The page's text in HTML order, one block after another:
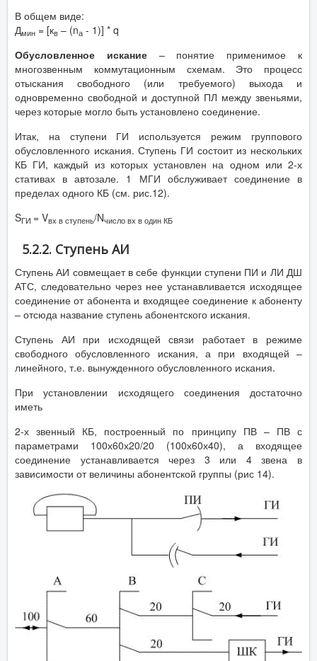
В общем виде:
Дмин = [кв – (nа - 1)] * q
Обусловленное искание– понятие применимое к
многозвенным коммутационным схемам. Это процесс
отыскания свободного (или требуемого) выхода и
одновременно свободной и доступной ПЛ между звеньями,
через которые могло быть установлено соединение.
Итак, на ступени ГИ используется режим группового
обусловленного искания. Ступень ГИ состоит из нескольких
КБ ГИ, каждый из которых установлен на одном или 2-х
стативах в автозале. 1 МГИ обслуживает соединение в
пределах одного КБ (см. рис.12).
SГИ = Vвх в ступень/Nчисло вх в один КБ
5.2.2. Ступень АИ
Ступень АИ совмещает в себе функции ступени ПИ и ЛИ ДШ
АТС, следовательно через нее устанавливается исходящее
соединение от абонента и входящее соединение к абоненту
– отсюда название ступень абонентского искания.
Ступень АИ при исходящей связи работает в режиме
свободного обусловленного искания, а при входящей –
линейного, т.е. вынужденного обусловленного искания.
При установлении исходящего соединения достаточно
иметь
2-х звенный КБ, построенный по принципу ПВ – ПВ с
параметрами 100х60х20/20 (100х60х40), а входящее
соединение устанавливается через 3 или 4 звена в
зависимости от величины абонентской группы (рис 14).